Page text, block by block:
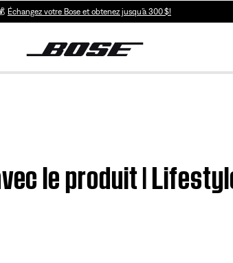
Échangez votre Bose et obtenez jusqu’à 300 $!
le produit |